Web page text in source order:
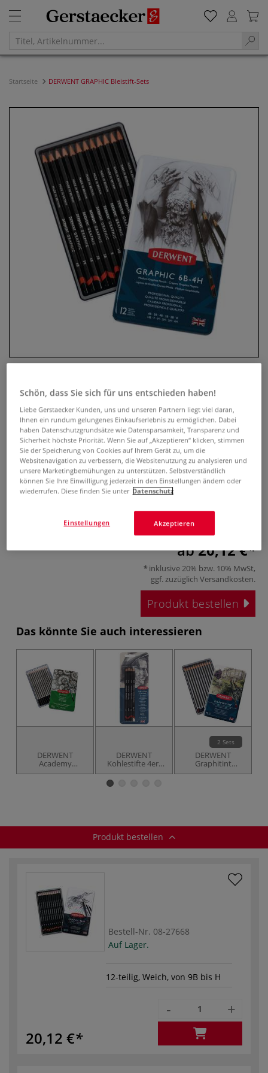
Startseite DERWENT GRAPHIC Bleistift-Sets
DERWENT GRAPHIC Bleistift-Sets
0 Bewertungen
Bleistifte der Firma DERWENT eignen sich ideal für
detailreiche Illustrationen, für figürliches Zeichnen sowie
für ausdrucksvolle Portraits. DERWENT GRAPHIC Bleistifte
zeichnen sich durch Minen aus bestem Cumberland-
ab20,12 €
inklusive 20% bzw. 10% MwSt,
ggf. zuzüglich Versandkosten.
Produkt bestellen
Das könnte Sie auch interessieren
DERWENT
Academy
Sketching-Sets
DERWENT
Kohlestifte 4er-
Set
2 Sets
DERWENT
Graphitint
wasserlösliche
Produkt bestellen
Bestell-Nr. 08-27668
Auf Lager.
12-teilig, Weich, von 9B bis H
20,12 €
- +
Schön, dass Sie sich für uns entschieden haben!
Liebe Gerstaecker Kunden, uns und unseren Partnern liegt viel daran,
Ihnen ein rundum gelungenes Einkaufserlebnis zu ermöglichen. Dabei
haben Datenschutzgrundsätze wie Datensparsamkeit, Transparenz und
Sicherheit höchste Priorität. Wenn Sie auf „Akzeptieren“ klicken, stimmen
Sie der Speicherung von Cookies auf Ihrem Gerät zu, um die
Websitenavigation zu verbessern, die Websitenutzung zu analysieren und
unsere Marketingbemühungen zu unterstützen. Selbstverständlich
können Sie Ihre Einwilligung jederzeit in den Einstellungen ändern oder
wiederrufen. Diese finden Sie unter Datenschutz
Akzeptieren
Einstellungen